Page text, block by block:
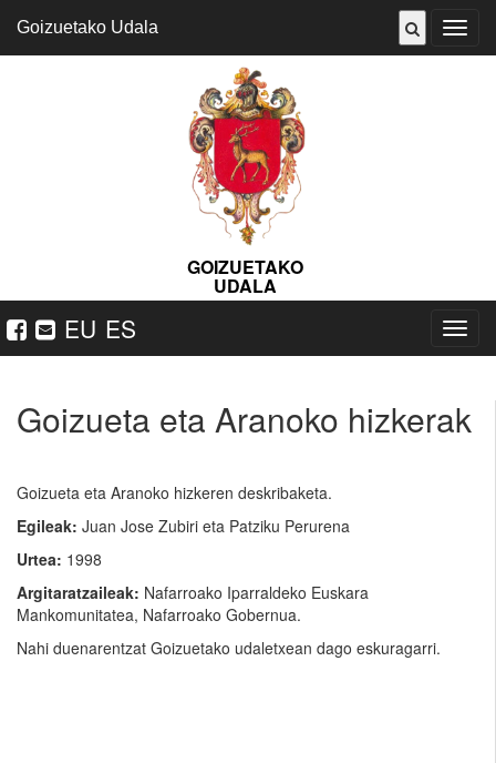
ireki
Goizuetako Udala
GOIZUETAKO
UDALA
EU ES
ireki
Goizueta eta Aranoko hizkerak
Goizueta eta Aranoko hizkeren deskribaketa.
Egileak: Juan Jose Zubiri eta Patziku Perurena
Urtea: 1998
Argitaratzaileak: Nafarroako Iparraldeko Euskara
Mankomunitatea, Nafarroako Gobernua.
Nahi duenarentzat Goizuetako udaletxean dago eskuragarri.